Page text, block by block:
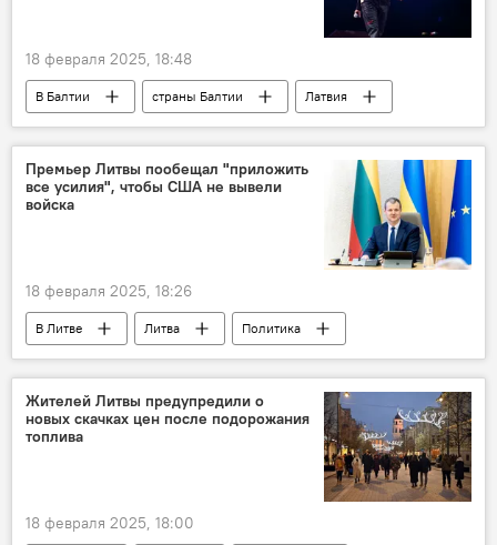
18 февраля 2025, 18:48
В Балтии страны Балтии
Латвия
Культура
общество
Общество
Премьер Литвы пообещал "приложить
все усилия", чтобы США не вывели
войска
18 февраля 2025, 18:26
В Литве Литва
Политика
США
воинский контингент
войска
вооруженные силы
Гинтаутас Палуцкас
премьер-министр
военные расходы
Жителей Литвы предупредили о
новых скачках цен после подорожания
топлива
18 февраля 2025, 18:00